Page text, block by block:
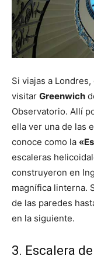
Si viajas a
visitar Greenwich
Observatorio. Allí
ella ver una de las
conoce como la
escaleras
construyeron en
magnífica linterna.
de las paredes
en la siguiente.
3. Escalera